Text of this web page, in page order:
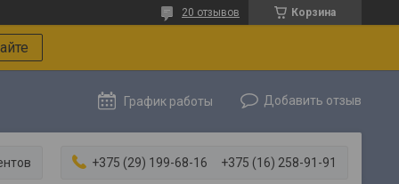
Корзина
20 отзывов
График работы Добавить отзыв
+375 (29) 199-68-16 +375 (16) 258-91-91